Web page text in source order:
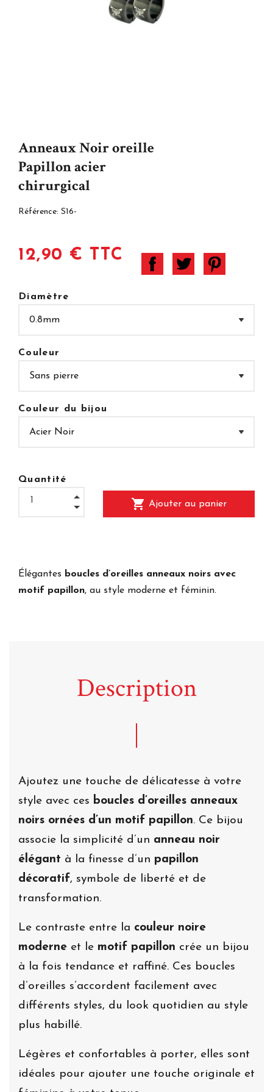
Anneaux Noir oreille
Papillon acier
chirurgical
Référence: S16-
12,90 € TTC
Diamètre
Couleur
Couleur du bijou
Quantité
shopping_cart Ajouter au panier
Élégantes boucles d’oreilles anneaux noirs avec
motif papillon, au style moderne et féminin.
Description
Ajoutez une touche de délicatesse à votre
style avec ces boucles d’oreilles anneaux
noirs ornées d’un motif papillon. Ce bijou
associe la simplicité d’un anneau noir
élégant à la finesse d’un papillon
décoratif, symbole de liberté et de
transformation.
Le contraste entre la couleur noire
moderne et le motif papillon crée un bijou
à la fois tendance et raffiné. Ces boucles
d’oreilles s’accordent facilement avec
différents styles, du look quotidien au style
plus habillé.
Légères et confortables à porter, elles sont
idéales pour ajouter une touche originale et